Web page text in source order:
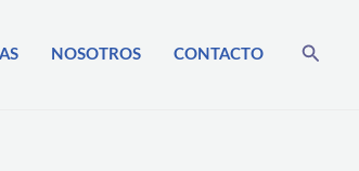
NOSOTROS CONTACTO Buscar